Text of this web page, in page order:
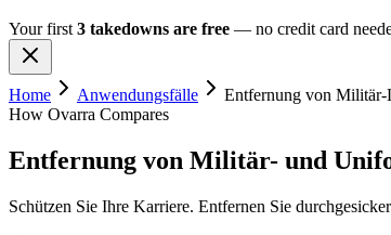
Your first 3 takedowns are free — no credit card
Home Anwendungsfälle
Entfernung von Militär-
How Ovarra Compares
Entfernung von Militär- und
Schützen Sie Ihre Karriere. Entfernen Sie